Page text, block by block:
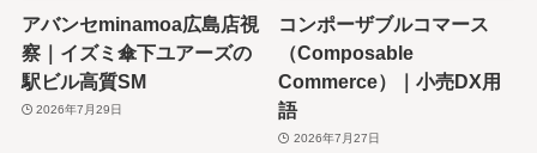
アバンセminamoa広島店視
察｜イズミ傘下ユアーズの
駅ビル高質SM
2026年7月29日
コンポーザブルコマース
（Composable
Commerce）｜小売DX用
語
2026年7月27日